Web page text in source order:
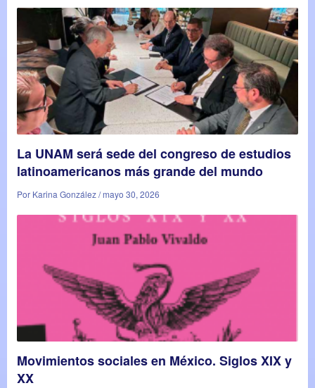
La UNAM será sede del congreso de estudios
latinoamericanos más grande del mundo
Por Karina González / mayo 30, 2026
Movimientos sociales en México. Siglos XIX y
XX